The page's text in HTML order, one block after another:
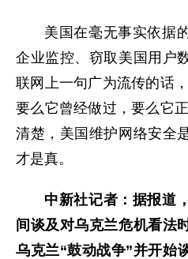
美国在毫无事实依据
企业监控、窃取美国用户
联网上一句广为流传的话
要么它曾经做过，要么它
清楚，美国维护网络安全
才是真。
中新社记者：据报道
间谈及对乌克兰危机看法
乌克兰“鼓动战争”并开始